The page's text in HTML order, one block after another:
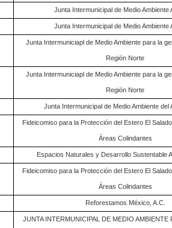
Junta Intermunicipal de Medio Ambiente
Junta Intermunicipal de Medio Ambiente
Junta Intermuniciapl de Medio Ambiente para la
Región Norte
Junta Intermuniciapl de Medio Ambiente para la
Región Norte
Junta Intermunicipal de Medio Ambiente del
Fideicomiso para la Protección del Estero El
Áreas Colindantes
Espacios Naturales y Desarrollo Sustentable
Fideicomiso para la Protección del Estero El
Áreas Colindantes
Reforestamos México, A.C.
JUNTA INTERMUNICIPAL DE MEDIO AMBIENTE